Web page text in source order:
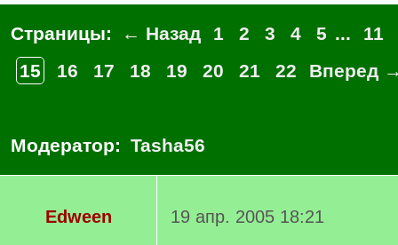
Страницы: ← Назад 1 2 3 4 5 ...
11
15
16 17 18 19 20 21 22 Вперед
Модератор: Tasha56
Edween
19 апр. 2005 18:21